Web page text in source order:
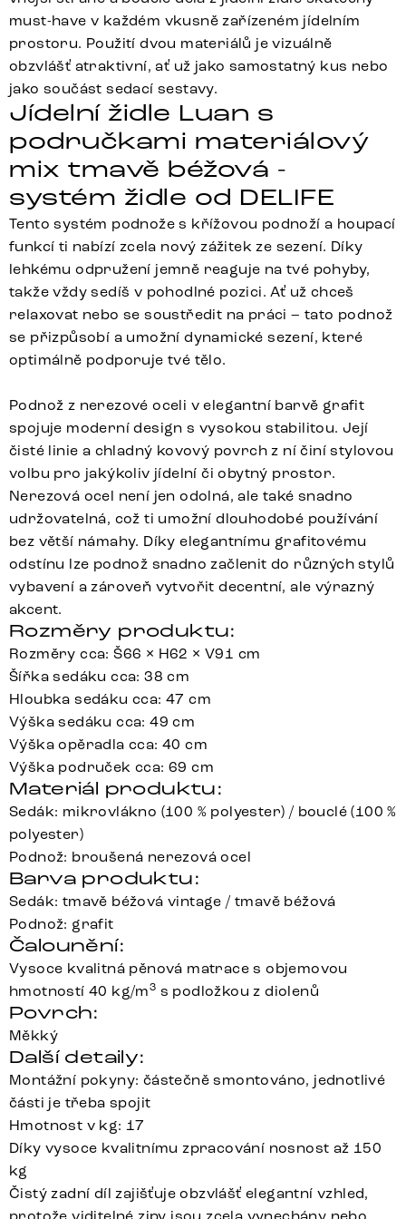
must-have v každém vkusně zařízeném jídelním
prostoru. Použití dvou materiálů je vizuálně
obzvlášť atraktivní, ať už jako samostatný kus nebo
jako součást sedací sestavy.
Jídelní židle Luan s
područkami materiálový
mix tmavě béžová -
systém židle od DELIFE
Tento systém podnože s křížovou podnoží a houpací
funkcí ti nabízí zcela nový zážitek ze sezení. Díky
lehkému odpružení jemně reaguje na tvé pohyby,
takže vždy sedíš v pohodlné pozici. Ať už chceš
relaxovat nebo se soustředit na práci – tato podnož
se přizpůsobí a umožní dynamické sezení, které
optimálně podporuje tvé tělo.
Podnož z nerezové oceli v elegantní barvě grafit
spojuje moderní design s vysokou stabilitou. Její
čisté linie a chladný kovový povrch z ní činí stylovou
volbu pro jakýkoliv jídelní či obytný prostor.
Nerezová ocel není jen odolná, ale také snadno
udržovatelná, což ti umožní dlouhodobé používání
bez větší námahy. Díky elegantnímu grafitovému
odstínu lze podnož snadno začlenit do různých stylů
vybavení a zároveň vytvořit decentní, ale výrazný
akcent.
Rozměry produktu:
Rozměry cca: Š66 × H62 × V91 cm
Šířka sedáku cca: 38 cm
Hloubka sedáku cca: 47 cm
Výška sedáku cca: 49 cm
Výška opěradla cca: 40 cm
Výška područek cca: 69 cm
Materiál produktu:
Sedák: mikrovlákno (100 % polyester) / bouclé (100 %
polyester)
Podnož: broušená nerezová ocel
Barva produktu:
Sedák: tmavě béžová vintage / tmavě béžová
Podnož: grafit
Čalounění:
Vysoce kvalitná pěnová matrace s objemovou
hmotností 40 kg/m3 s podložkou z diolenů
Povrch:
Měkký
Další detaily:
Montážní pokyny: částečně smontováno, jednotlivé
části je třeba spojit
Hmotnost v kg: 17
Díky vysoce kvalitnímu zpracování nosnost až 150
kg
Čistý zadní díl zajišťuje obzvlášť elegantní vzhled,